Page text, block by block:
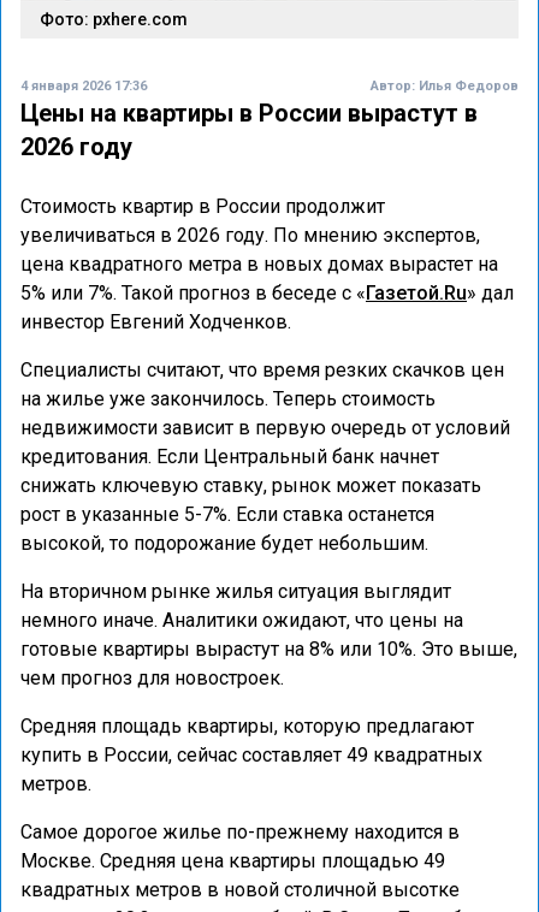
Фото: pxhere.com
4 января 2026 17:36 Автор: Илья Федоров
Цены на квартиры в России вырастут в
2026 году
Стоимость квартир в России продолжит
увеличиваться в 2026 году. По мнению экспертов,
цена квадратного метра в новых домах вырастет на
5% или 7%. Такой прогноз в беседе с «Газетой.Ru» дал
инвестор Евгений Ходченков.
Специалисты считают, что время резких скачков цен
на жилье уже закончилось. Теперь стоимость
недвижимости зависит в первую очередь от условий
кредитования. Если Центральный банк начнет
снижать ключевую ставку, рынок может показать
рост в указанные 5-7%. Если ставка останется
высокой, то подорожание будет небольшим.
На вторичном рынке жилья ситуация выглядит
немного иначе. Аналитики ожидают, что цены на
готовые квартиры вырастут на 8% или 10%. Это выше,
чем прогноз для новостроек.
Средняя площадь квартиры, которую предлагают
купить в России, сейчас составляет 49 квадратных
метров.
Самое дорогое жилье по-прежнему находится в
Москве. Средняя цена квартиры площадью 49
квадратных метров в новой столичной высотке